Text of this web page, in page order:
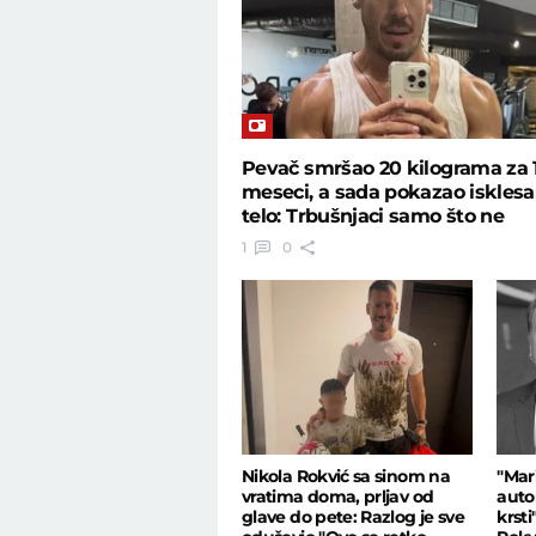
Pevač smršao 20 kilograma za
meseci, a sada pokazao
telo: Trbušnjaci samo što ne
eksplodiraju
1 0
Nikola Rokvić sa sinom na
vratima doma, prljav od
glave do pete: Razlog je sve